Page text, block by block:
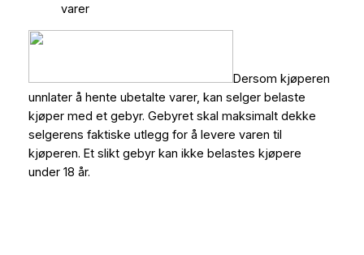
varer
Dersom kjøperen
unnlater å hente ubetalte varer, kan selger belaste
kjøper med et gebyr. Gebyret skal maksimalt dekke
selgerens faktiske utlegg for å levere varen til
kjøperen. Et slikt gebyr kan ikke belastes kjøpere
under 18 år.